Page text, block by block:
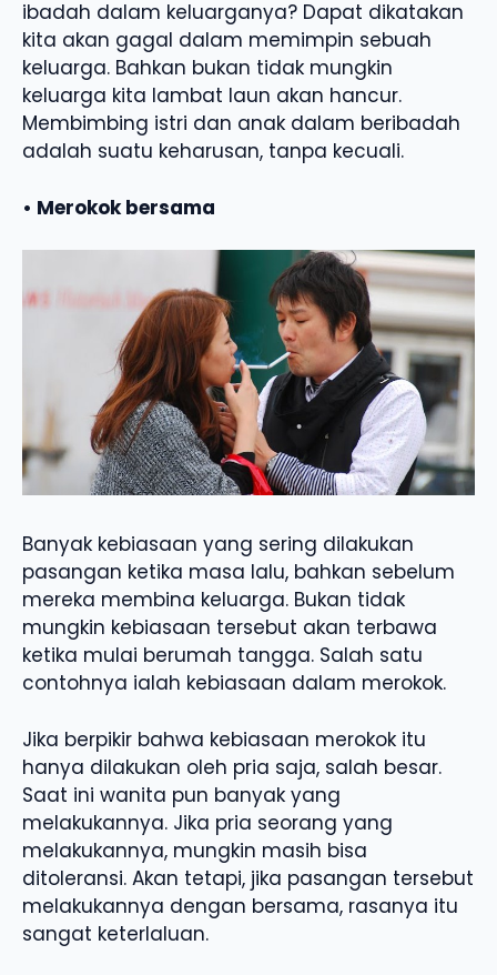
ibadah dalam keluarganya? Dapat dikatakan
kita akan gagal dalam memimpin sebuah
keluarga. Bahkan bukan tidak mungkin
keluarga kita lambat laun akan hancur.
Membimbing istri dan anak dalam beribadah
adalah suatu keharusan, tanpa kecuali.
• Merokok bersama
Banyak kebiasaan yang sering dilakukan
pasangan ketika masa lalu, bahkan sebelum
mereka membina keluarga. Bukan tidak
mungkin kebiasaan tersebut akan terbawa
ketika mulai berumah tangga. Salah satu
contohnya ialah kebiasaan dalam merokok.
Jika berpikir bahwa kebiasaan merokok itu
hanya dilakukan oleh pria saja, salah besar.
Saat ini wanita pun banyak yang
melakukannya. Jika pria seorang yang
melakukannya, mungkin masih bisa
ditoleransi. Akan tetapi, jika pasangan tersebut
melakukannya dengan bersama, rasanya itu
sangat keterlaluan.